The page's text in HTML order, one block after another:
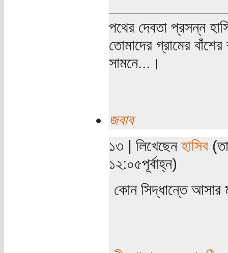
পথের দেবতা প্রসন্ন
তোমাদের গ্রামের
সামনে...।
জবাব
১৩ | লিখেছেন হাসিব
১২:০৫পূর্বাহ্ন)
কোন সিদ্ধান্তে আসার